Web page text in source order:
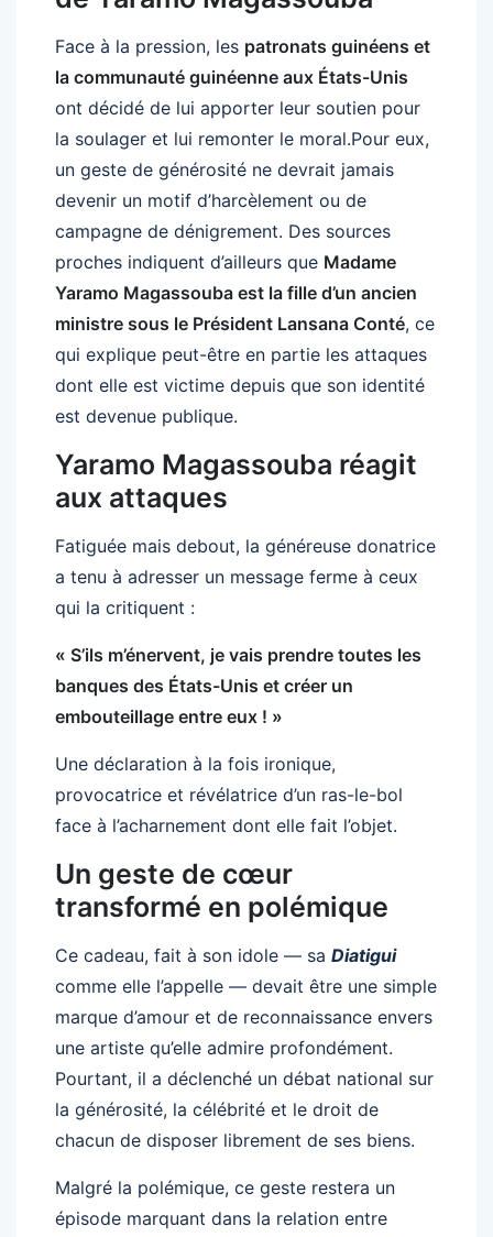
Face à la pression, les patronats guinéens et
la communauté guinéenne aux États-Unis
ont décidé de lui apporter leur soutien pour
la soulager et lui remonter le moral.Pour eux,
un geste de générosité ne devrait jamais
devenir un motif d’harcèlement ou de
campagne de dénigrement. Des sources
proches indiquent d’ailleurs que Madame
Yaramo Magassouba est la fille d’un ancien
ministre sous le Président Lansana Conté, ce
qui explique peut-être en partie les attaques
dont elle est victime depuis que son identité
est devenue publique.
Yaramo Magassouba réagit
aux attaques
Fatiguée mais debout, la généreuse donatrice
a tenu à adresser un message ferme à ceux
qui la critiquent :
« S’ils m’énervent, je vais prendre toutes les
banques des États-Unis et créer un
embouteillage entre eux ! »
Une déclaration à la fois ironique,
provocatrice et révélatrice d’un ras-le-bol
face à l’acharnement dont elle fait l’objet.
Un geste de cœur
transformé en polémique
Ce cadeau, fait à son idole — sa Diatigui
comme elle l’appelle — devait être une simple
marque d’amour et de reconnaissance envers
une artiste qu’elle admire profondément.
Pourtant, il a déclenché un débat national sur
la générosité, la célébrité et le droit de
chacun de disposer librement de ses biens.
Malgré la polémique, ce geste restera un
épisode marquant dans la relation entre